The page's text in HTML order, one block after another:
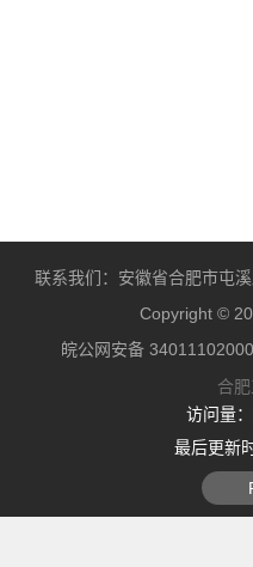
联系我们：安徽省合肥市屯
Copyright ©
皖公网安备
合
访问量：
最后更新